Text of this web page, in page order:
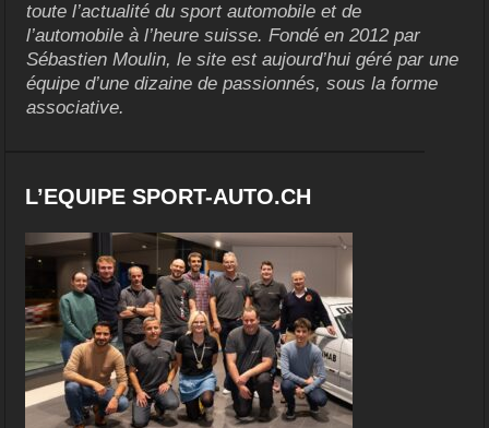
toute l’actualité du sport automobile et de
l’automobile à l’heure suisse. Fondé en 2012 par
Sébastien Moulin, le site est aujourd’hui géré par une
équipe d’une dizaine de passionnés, sous la forme
associative.
L’EQUIPE SPORT-AUTO.CH